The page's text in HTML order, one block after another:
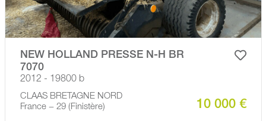
NEW HOLLAND PRESSE N-H BR
7070
2012 - 19800 b
CLAAS BRETAGNE NORD
France − 29 (Finistère)
10 000 €